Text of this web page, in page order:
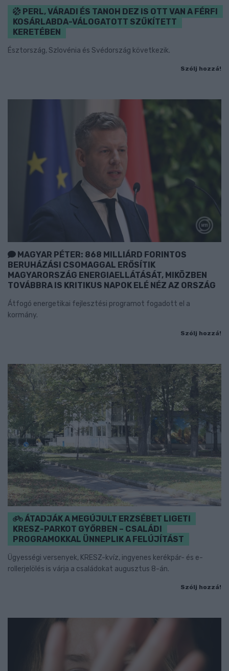
PERL, VÁRADI ÉS TANOH DEZ IS OTT VAN A FÉRFI
KOSÁRLABDA-VÁLOGATOTT SZŰKÍTETT
KERETÉBEN
Észtország, Szlovénia és Svédország következik.
Szólj hozzá!
MAGYAR PÉTER: 868 MILLIÁRD FORINTOS
BERUHÁZÁSI CSOMAGGAL ERŐSÍTIK
MAGYARORSZÁG ENERGIAELLÁTÁSÁT, MIKÖZBEN
TOVÁBBRA IS KRITIKUS NAPOK ELÉ NÉZ AZ ORSZÁG
Átfogó energetikai fejlesztési programot fogadott el a
kormány.
Szólj hozzá!
ÁTADJÁK A MEGÚJULT ERZSÉBET LIGETI
KRESZ-PARKOT GYŐRBEN – CSALÁDI
PROGRAMOKKAL ÜNNEPLIK A FELÚJÍTÁST
Ügyességi versenyek, KRESZ-kvíz, ingyenes kerékpár- és e-
rollerjelölés is várja a családokat augusztus 8-án.
Szólj hozzá!